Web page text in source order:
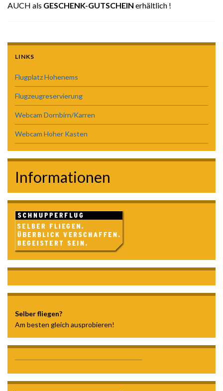
AUCH als GESCHENK-GUTSCHEIN erhältlich !
LINKS
Flugplatz Hohenems
Flugzeugreservierung
Webcam Dornbirn/Karren
Webcam Hoher Kasten
Informationen
Selber fliegen?
Am besten gleich ausprobieren!